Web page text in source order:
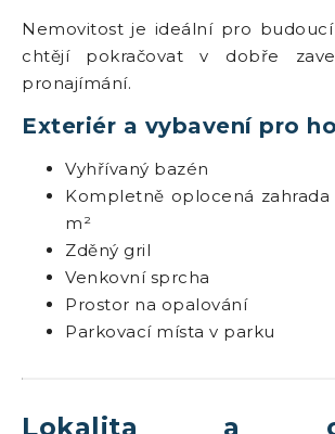
Nemovitost je ideální pro
chtějí pokračovat v dobře
pronajímání.
Exteriér a vybavení pro
Vyhřívaný bazén
Kompletně oplocená
m²
Zděný gril
Venkovní sprcha
Prostor na opalování
Parkovací místa v parku
Lokalita a